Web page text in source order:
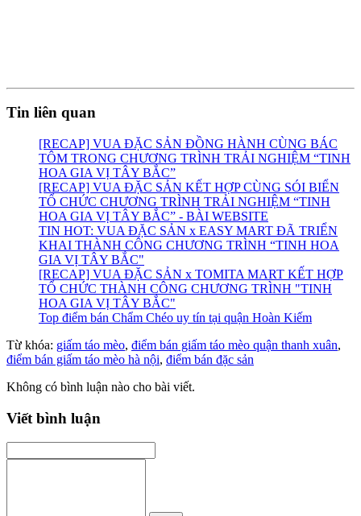
Tin liên quan
[RECAP] VUA ĐẶC SẢN ĐỒNG HÀNH CÙNG BÁC
TÔM TRONG CHƯƠNG TRÌNH TRẢI NGHIỆM “TINH
HOA GIA VỊ TÂY BẮC”
[RECAP] VUA ĐẶC SẢN KẾT HỢP CÙNG SÓI BIỂN
TỔ CHỨC CHƯƠNG TRÌNH TRẢI NGHIỆM “TINH
HOA GIA VỊ TÂY BẮC” - BÀI WEBSITE
TIN HOT: VUA ĐẶC SẢN x EASY MART ĐÃ TRIỂN
KHAI THÀNH CÔNG CHƯƠNG TRÌNH “TINH HOA
GIA VỊ TÂY BẮC"
[RECAP] VUA ĐẶC SẢN x TOMITA MART KẾT HỢP
TỔ CHỨC THÀNH CÔNG CHƯƠNG TRÌNH "TINH
HOA GIA VỊ TÂY BẮC"
Top điểm bán Chẩm Chéo uy tín tại quận Hoàn Kiếm
Từ khóa: giấm táo mèo, điểm bán giấm táo mèo quận thanh xuân,
điểm bán giấm táo mèo hà nội, điểm bán đặc sản
Không có bình luận nào cho bài viết.
Viết bình luận